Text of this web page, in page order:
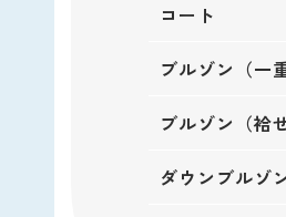
コート
ブルゾン（一重
ブルゾン（袷せ
ダウンブルゾ